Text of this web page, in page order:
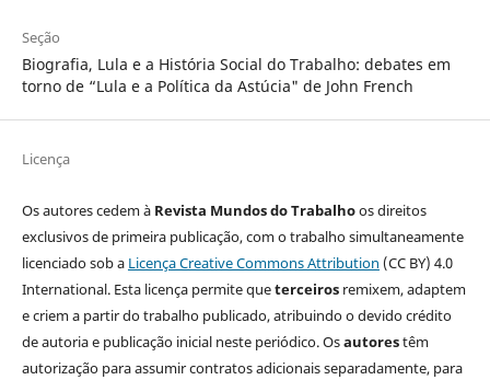
Seção
Biografia, Lula e a História Social do Trabalho: debates em
torno de “Lula e a Política da Astúcia" de John French
Licença
Os autores cedem à Revista Mundos do Trabalhoos direitos
exclusivos de primeira publicação, com o trabalho simultaneamente
licenciado sob a Licença Creative Commons Attribution (CC BY) 4.0
International. Esta licença permite queterceirosremixem, adaptem
e criem a partir do trabalho publicado, atribuindo o devido crédito
de autoria e publicação inicial neste periódico. Osautorestêm
autorização para assumir contratos adicionais separadamente, para